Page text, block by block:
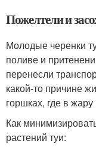
Пожелтели и
Молодые черенки
поливе и
перенесли
какой-то причине
горшках, где в
Как
растений туи: